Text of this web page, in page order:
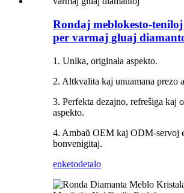
Rondaj meblokesto-
per varmaj gluaj
1. Unika, originala aspekto.
2. Altkvalita kaj unuamana prezo
3. Perfekta dezajno, refreŝiga kaj
aspekto.
4. Ambaŭ OEM kaj ODM-servoj
bonvenigitaj.
enketodetalo